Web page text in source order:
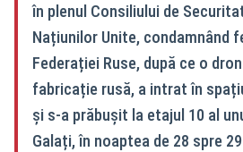
în plenul Consiliului de
Națiunilor Unite, condamnând
Federației Ruse, după ce o
fabricație rusă, a intrat în
și s-a prăbușit la etajul 10 al
Galați, în noaptea de 28 spre